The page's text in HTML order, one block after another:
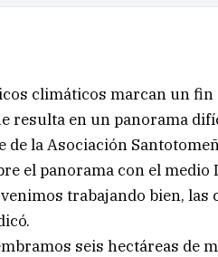
climáticos marcan un fin
resulta en un panorama
de la Asociación
el panorama con el medio
trabajando bien,
seis hectáreas de